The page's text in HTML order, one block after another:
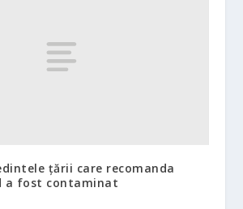
ţării care recomanda
a fost contaminat